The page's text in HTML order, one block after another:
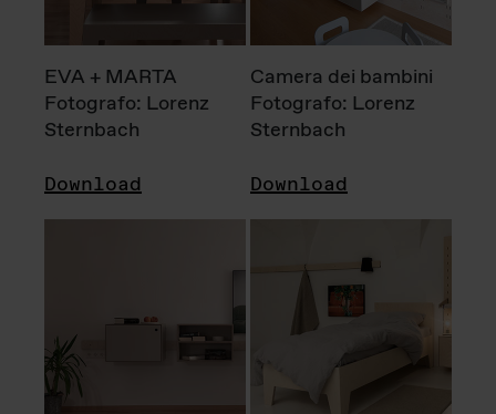
EVA + MARTA
Fotografo: Lorenz
Sternbach
Download
Camera dei bambini
Fotografo: Lorenz
Sternbach
Download